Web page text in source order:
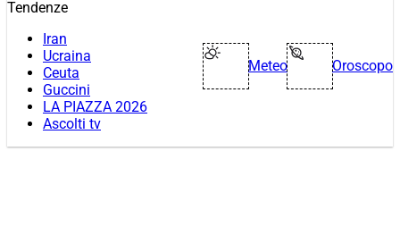
Tendenze
Iran
Ucraina
Ceuta
Guccini
LA PIAZZA 2026
Ascolti tv
Meteo Oroscopo